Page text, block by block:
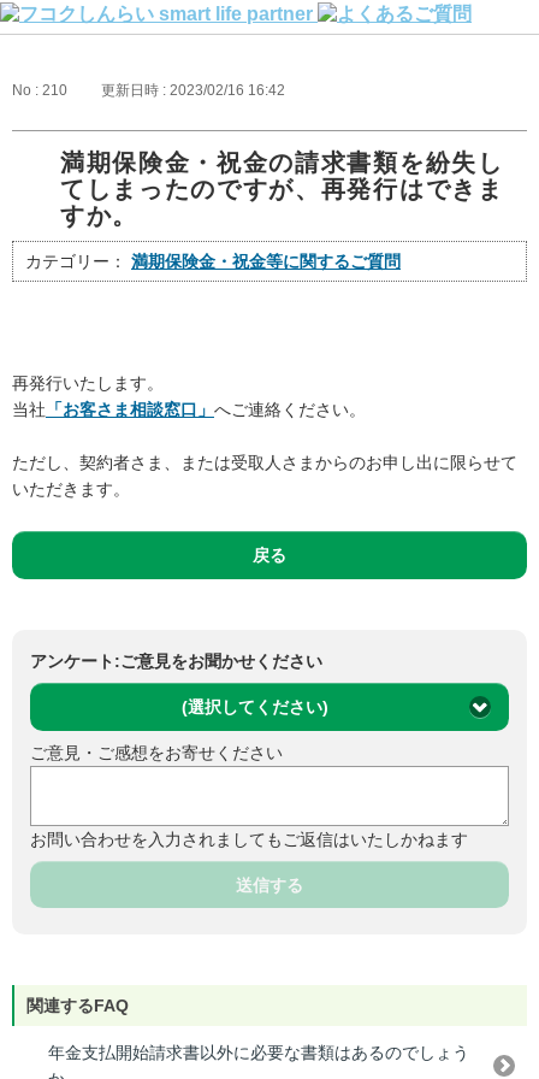
No : 210 更新日時 : 2023/02/16 16:42
満期保険金・祝金の請求書類を紛失し
てしまったのですが、再発行はできま
すか。
カテゴリー： 満期保険金・祝金等に関するご質問
再発行いたします。
当社 「お客さま相談窓口」 へご連絡ください。
ただし、契約者さま、または受取人さまからのお申し出に限らせて
いただきます。
戻る
アンケート:ご意見をお聞かせください
(選択してください)
ご意見・ご感想をお寄せください
お問い合わせを入力されましてもご返信はいたしかねます
送信する
関連するFAQ
年金支払開始請求書以外に必要な書類はあるのでしょう